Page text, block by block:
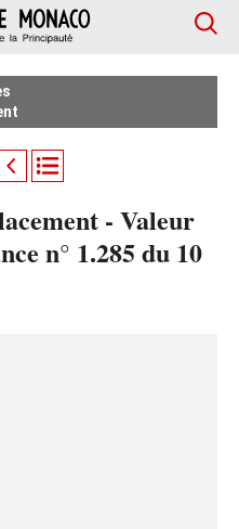
- Valeur
n° 1.285 du 10